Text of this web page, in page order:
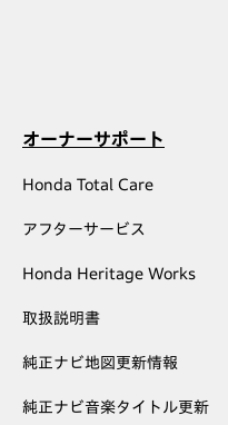
オーナーサポート
Honda Total Care
アフターサービス
Honda Heritage Works
取扱説明書
純正ナビ地図更新情報
純正ナビ音楽タイトル更新